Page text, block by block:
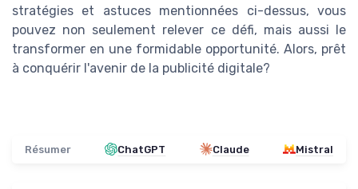
stratégies et astuces mentionnées ci-dessus, vous
pouvez non seulement relever ce défi, mais aussi le
transformer en une formidable opportunité. Alors, prêt
à conquérir l'avenir de la publicité digitale?
Résumer ChatGPT Claude Mistral